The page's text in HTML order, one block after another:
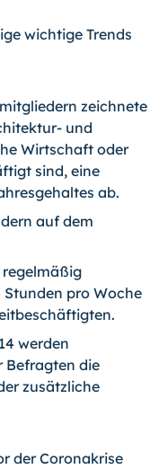
wichtige Trends
zeichnete
und
Wirtschaft oder
sind, eine
ab.
auf dem
regelmäßig
pro Woche
werden
Befragten die
zusätzliche
der Coronakrise